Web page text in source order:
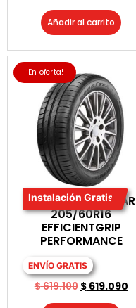
Añadir al carrito
¡En oferta!
Instalación Gratis
LLANTA GOODYEAR
205/60R16
EFFICIENTGRIP
PERFORMANCE
ENVÍO GRATIS
$619.100 $619.090